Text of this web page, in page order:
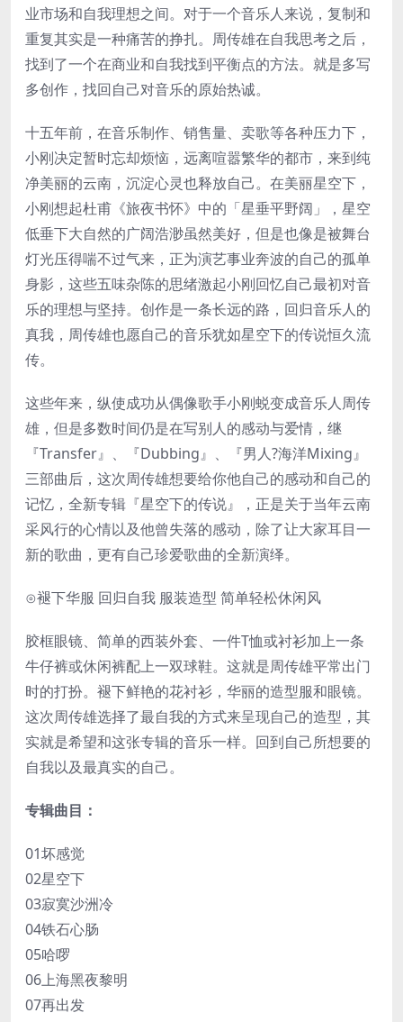
业市场和自我理想之间。对于一个音乐人来说，复制和
重复其实是一种痛苦的挣扎。周传雄在自我思考之后，
找到了一个在商业和自我找到平衡点的方法。就是多写
多创作，找回自己对音乐的原始热诚。
十五年前，在音乐制作、销售量、卖歌等各种压力下，
小刚决定暂时忘却烦恼，远离喧嚣繁华的都市，来到纯
净美丽的云南，沉淀心灵也释放自己。在美丽星空下，
小刚想起杜甫《旅夜书怀》中的「星垂平野阔」，星空
低垂下大自然的广阔浩渺虽然美好，但是也像是被舞台
灯光压得喘不过气来，正为演艺事业奔波的自己的孤单
身影，这些五味杂陈的思绪激起小刚回忆自己最初对音
乐的理想与坚持。创作是一条长远的路，回归音乐人的
真我，周传雄也愿自己的音乐犹如星空下的传说恒久流
传。
这些年来，纵使成功从偶像歌手小刚蜕变成音乐人周传
雄，但是多数时间仍是在写别人的感动与爱情，继
『Transfer』、『Dubbing』、『男人?海洋Mixing』
三部曲后，这次周传雄想要给你他自己的感动和自己的
记忆，全新专辑『星空下的传说』，正是关于当年云南
采风行的心情以及他曾失落的感动，除了让大家耳目一
新的歌曲，更有自己珍爱歌曲的全新演绎。
⊙褪下华服 回归自我 服装造型 简单轻松休闲风
胶框眼镜、简单的西装外套、一件T恤或衬衫加上一条
牛仔裤或休闲裤配上一双球鞋。这就是周传雄平常出门
时的打扮。褪下鲜艳的花衬衫，华丽的造型服和眼镜。
这次周传雄选择了最自我的方式来呈现自己的造型，其
实就是希望和这张专辑的音乐一样。回到自己所想要的
自我以及最真实的自己。
专辑曲目：
01坏感觉
02星空下
03寂寞沙洲冷
04铁石心肠
05哈啰
06上海黑夜黎明
07再出发